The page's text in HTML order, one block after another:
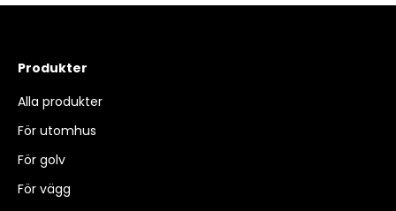
Produkter
Alla produkter
För utomhus
För golv
För vägg